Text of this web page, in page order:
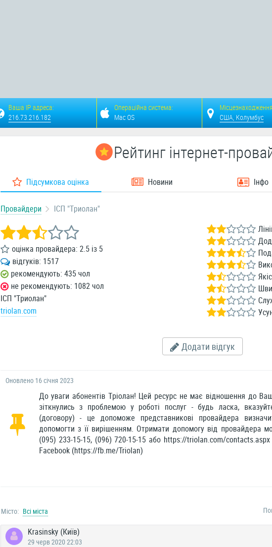
Ваша IP адреса:
216.73.216.182
Операційна система:
Mac OS
США, Колумбус
Рейтинг інтернет-
Підсумкова оцінка Новини Інфо
Провайдери ІСП "Триолан"
оцінка провайдера: 2.5із 5
відгуків: 1517
рекомендують: 435 чол
не рекомендують: 1082 чол
ІСП "Триолан"
triolan.com
Додати відгук
Оновлено 16 січня 2023
До уваги абонентів Тріолан! Цей ресурс не має відношення до
зіткнулись з проблемою у роботі послуг - будь ласка,
(договору) - це допоможе представникові провайдера
допомогти з її вирішенням. Отримати допомогу від провайдера
(095) 233-15-15, (096) 720-15-15 або https://triolan.com/
Facebook (https://fb.me/Triolan)
Місто: Всі міста
Krasinsky (Київ)
29 черв 2020 22:03